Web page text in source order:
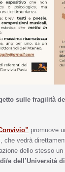
sulle fragilità
promuove
, che vedrà
dello stesso un
e dell’Università